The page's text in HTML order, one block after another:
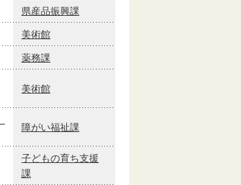
県産品振興課
美術館
薬務課
美術館
障がい福祉課
子どもの育ち支援
課